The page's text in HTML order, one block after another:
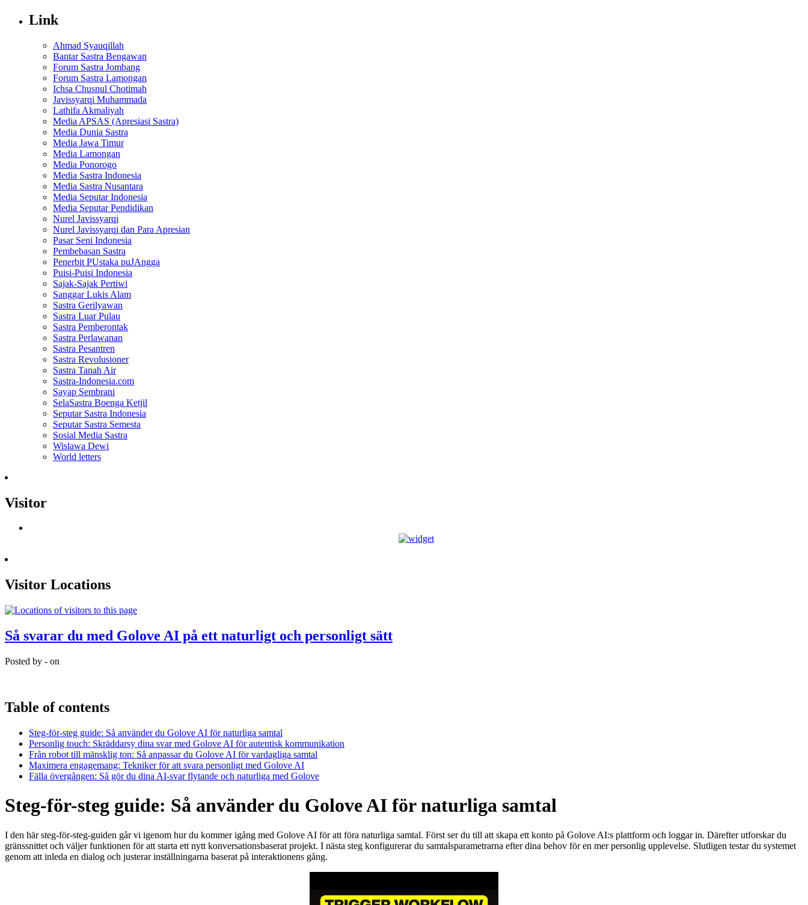
Link
Ahmad Syauqillah
Bantar Sastra Bengawan
Forum Sastra Jombang
Forum Sastra Lamongan
Ichsa Chusnul Chotimah
Javissyarqi Muhammada
Lathifa Akmaliyah
Media APSAS (Apresiasi Sastra)
Media Dunia Sastra
Media Jawa Timur
Media Lamongan
Media Ponorogo
Media Sastra Indonesia
Media Sastra Nusantara
Media Seputar Indonesia
Media Seputar Pendidikan
Nurel Javissyarqi
Nurel Javissyarqi dan Para Apresian
Pasar Seni Indonesia
Pembebasan Sastra
Penerbit PUstaka puJAngga
Puisi-Puisi Indonesia
Sajak-Sajak Pertiwi
Sanggar Lukis Alam
Sastra Gerilyawan
Sastra Luar Pulau
Sastra Pemberontak
Sastra Perlawanan
Sastra Pesantren
Sastra Revolusioner
Sastra Tanah Air
Sastra-Indonesia.com
Sayap Sembrani
SelaSastra Boenga Ketjil
Seputar Sastra Indonesia
Seputar Sastra Semesta
Sosial Media Sastra
Wislawa Dewi
World letters
Visitor
Visitor Locations
Så svarar du med Golove AI på ett naturligt och personligt sätt
Posted by - on
Table of contents
Steg-för-steg guide: Så använder du Golove AI för naturliga samtal
Personlig touch: Skräddarsy dina svar med Golove AI för autentisk kommunikation
Från robot till mänsklig ton: Så anpassar du Golove AI för vardagliga samtal
Maximera engagemang: Tekniker för att svara personligt med Golove AI
Fälla övergången: Så gör du dina AI-svar flytande och naturliga med Golove
Steg-för-steg guide: Så använder du Golove AI för naturliga samtal
I den här steg-för-steg-guiden går vi igenom hur du kommer igång med Golove AI för att föra naturliga samtal. Först ser du till att skapa ett konto på Golove AI:s plattform och loggar in. Därefter utforskar du
gränssnittet och väljer funktionen för att starta ett nytt konversationsbaserat projekt. I nästa steg konfigurerar du samtalsparametrarna efter dina behov för en mer personlig upplevelse. Slutligen testar du systemet
genom att inleda en dialog och justerar inställningarna baserat på interaktionens gång.